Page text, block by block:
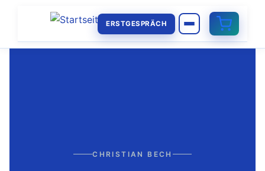
ERSTGESPRÄCH
CHRISTIAN BECH